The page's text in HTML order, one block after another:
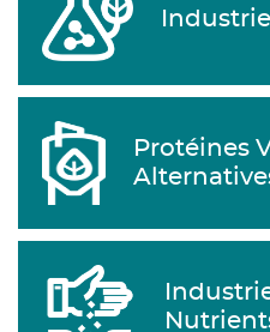
Protéines